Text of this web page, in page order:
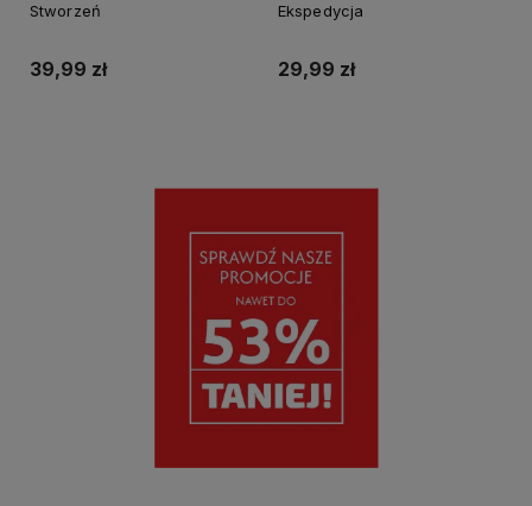
Stworzeń
39,99 zł
Ekspedycja
29,99 zł